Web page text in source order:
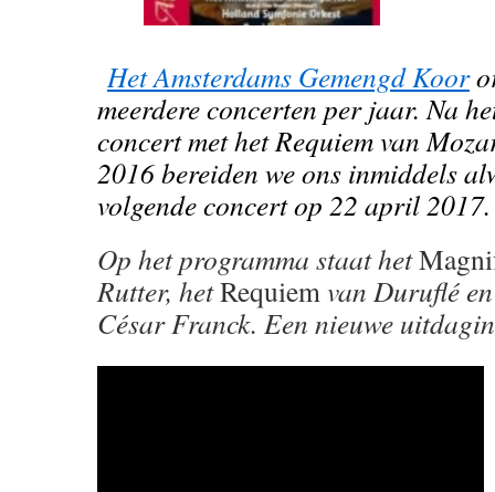
Het Amsterdams Gemengd Koor
meerdere concerten per jaar. Na
concert met het Requiem van
2016 bereiden we ons inmiddels
volgende concert op 22 april 2017.
Op het programma staat het
Rutter, hetRequiemvan Duruflé
César Franck. Een nieuwe